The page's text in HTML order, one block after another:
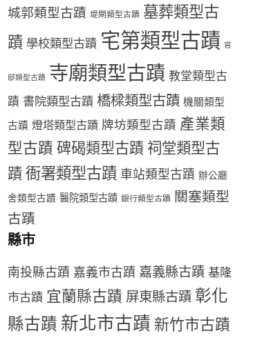
城郭類型古蹟 堤閘類型古蹟 墓葬類型古
蹟 學校類型古蹟 宅第類型古蹟 官
邸類型古蹟 寺廟類型古蹟 教堂類型古
蹟 書院類型古蹟 橋樑類型古蹟 機關類型
古蹟 燈塔類型古蹟 牌坊類型古蹟 產業類
型古蹟 碑碣類型古蹟 祠堂類型古
蹟 衙署類型古蹟 車站類型古蹟 辦公廳
舍類型古蹟 醫院類型古蹟 銀行類型古蹟 關塞類型
古蹟
縣市
南投縣古蹟 嘉義市古蹟 嘉義縣古蹟 基隆
市古蹟 宜蘭縣古蹟 屏東縣古蹟 彰化
縣古蹟 新北市古蹟 新竹市古蹟